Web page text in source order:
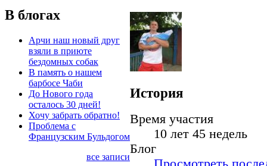
В блогах
Арчи наш новый друг
взяли в приюте
бездомных собак
В память о нашем
барбосе Чаби
До Нового года
осталось 30 дней!
Хочу забрать обратно!
Проблема с
Французским Бульдогом
все записи
История
Время участия
10 лет 45 недель
Блог